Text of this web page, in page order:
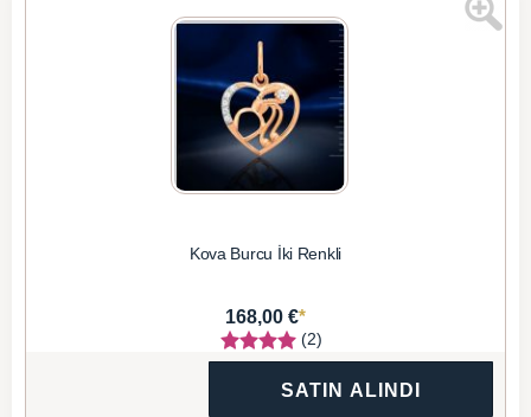
Kova Burcu İki Renkli
168,00 €*
(2)
SATIN ALINDI